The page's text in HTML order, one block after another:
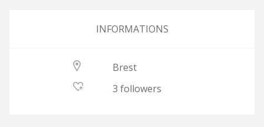
INFORMATIONS
Brest
3 followers